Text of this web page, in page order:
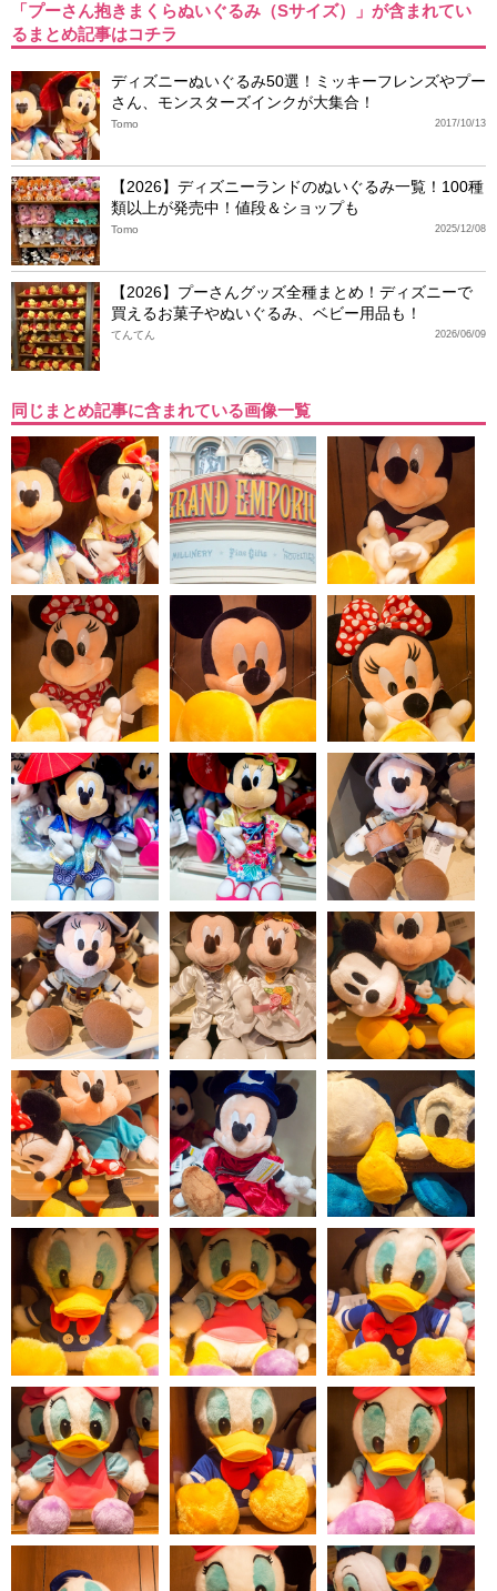
「プーさん抱きまくらぬいぐるみ（Sサイズ）」が含まれてい
るまとめ記事はコチラ
ディズニーぬいぐるみ50選！ミッキーフレンズやプー
さん、モンスターズインクが大集合！
2017/10/13
Tomo
【2026】ディズニーランドのぬいぐるみ一覧！100種
類以上が発売中！値段＆ショップも
2025/12/08
Tomo
【2026】プーさんグッズ全種まとめ！ディズニーで
買えるお菓子やぬいぐるみ、ベビー用品も！
2026/06/09
てんてん
同じまとめ記事に含まれている画像一覧